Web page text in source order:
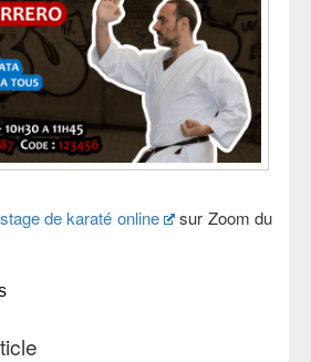
de karaté online
sur Zoom du